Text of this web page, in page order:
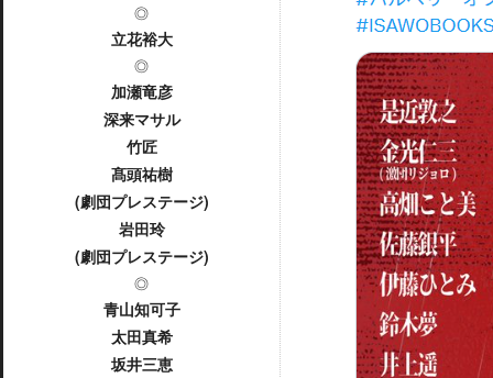
◎
立花裕大
◎
加瀬竜彦
深来マサル
竹匠
髙頭祐樹
(劇団プレステージ)
岩田玲
(劇団プレステージ)
◎
青山知可子
太田真希
坂井三恵